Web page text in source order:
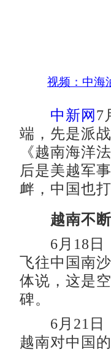
视频：中海
中新网 7
端，先是派
《越南海洋
后是美越军
衅，中国也
越南不
6月18日，
飞往中国南
体说，这是
碑。
6月21日，
越南对中国